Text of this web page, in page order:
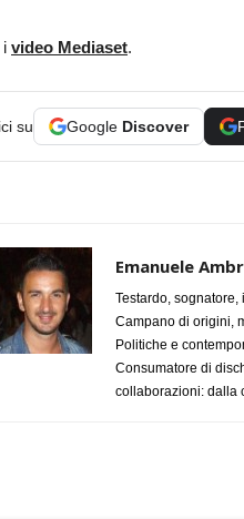
i video Mediaset.
su Google Discover
Emanuele
Testardo,
Campano di origini,
Politiche e
Consumatore di
collaborazioni: dalla